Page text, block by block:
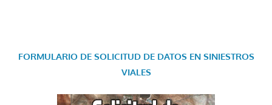
FORMULARIO DE SOLICITUD DE DATOS EN SINIESTROS
VIALES